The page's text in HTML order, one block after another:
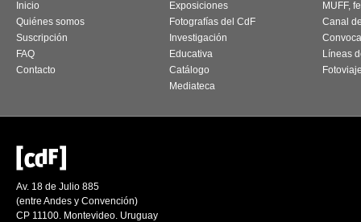
Inicio
Quiénes somos
Suscripción
FAQ
Contacto
Exposiciones
Fotografías del CdF
Investigación
Educativa
Catálogo
Mediateca
MUFF,
Canal
Líneas
Av. 18 de Julio 885
(entre Andes y Convención)
CP 11100. Montevideo. Uruguay